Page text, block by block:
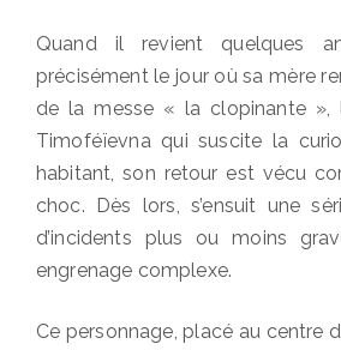
Quand il revient quelques
précisément le jour où sa mère
de la messe « la clopinante »,
Timoféïevna qui suscite la
habitant, son retour est vécu
choc. Dès lors, s’ensuit une
d’incidents plus ou moins
engrenage complexe.
Ce personnage, placé au centre